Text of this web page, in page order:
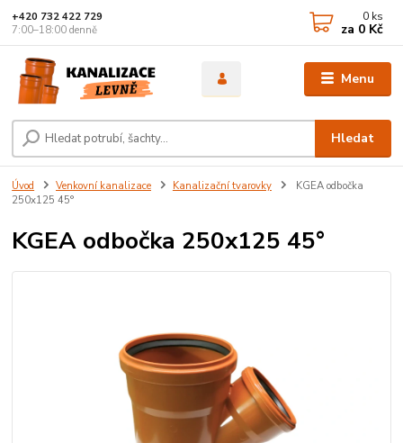
Menu
Hledat
+420 732 422 729
7:00–18:00 denně
0 ks
za 0 Kč
Úvod Venkovní kanalizace Kanalizační tvarovky
KGEA odbočka
250x125 45°
KGEA odbočka 250x125 45°